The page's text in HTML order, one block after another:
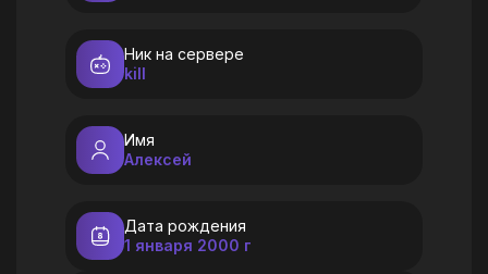
Ник на сервере
kill
Имя
Алексей
Дата рождения
1 января 2000 г